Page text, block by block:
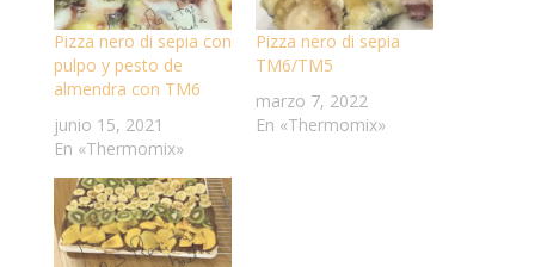
Pizza nero di sepia con
pulpo y pesto de
almendra con TM6
junio 15, 2021
En «Thermomix»
Pizza nero di sepia
TM6/TM5
marzo 7, 2022
En «Thermomix»